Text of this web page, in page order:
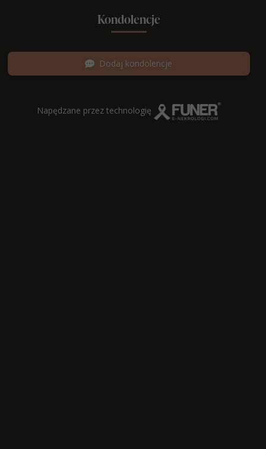
Kondolencje
Dodaj kondolencje
Napędzane przez technologię